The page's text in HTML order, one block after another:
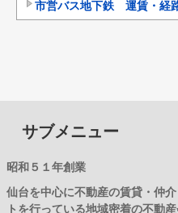
市営バス地下鉄 運賃・経
サブメニュー
昭和５１年創業
仙台を中心に不動産の賃貸・仲
トを行っている地域密着の不動産